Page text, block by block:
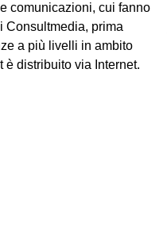
comunicazioni, cui fanno
Consultmedia, prima
a più livelli in ambito
è distribuito via Internet.